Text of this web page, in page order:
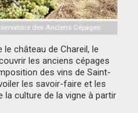
des Anciens Cépages.
château de Chareil, le
les anciens cépages
des vins de Saint-
les savoir-faire et les
la culture de la vigne à partir